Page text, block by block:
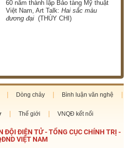
60 năm thành lập Bảo tàng Mỹ thuật
Việt Nam, Art Talk:Hai sắc màu
đương đại (THÙY CHI)
Dòng chảy Bình luận văn nghệ
Thế giới VNQĐ kết nối
ĐỘI ĐIỆN TỬ - TỔNG CỤC CHÍNH TRỊ -
VIỆT NAM